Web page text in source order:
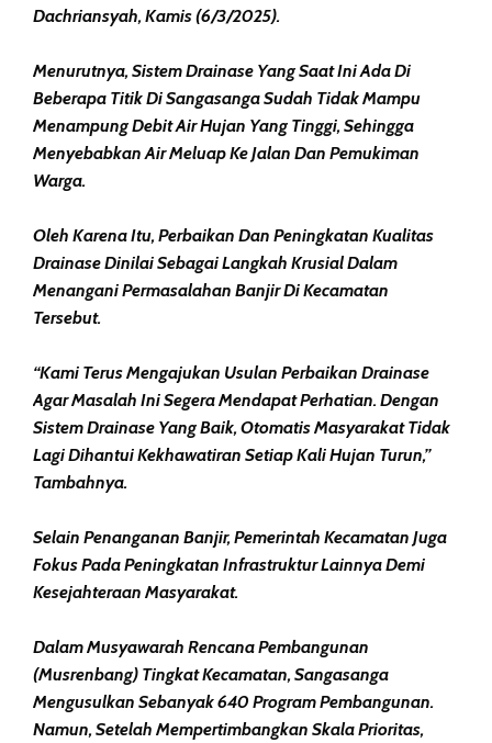
Dachriansyah, Kamis (6/3/2025).
Menurutnya, Sistem Drainase Yang Saat Ini Ada Di
Beberapa Titik Di Sangasanga Sudah Tidak Mampu
Menampung Debit Air Hujan Yang Tinggi, Sehingga
Menyebabkan Air Meluap Ke Jalan Dan Pemukiman
Warga.
Oleh Karena Itu, Perbaikan Dan Peningkatan Kualitas
Drainase Dinilai Sebagai Langkah Krusial Dalam
Menangani Permasalahan Banjir Di Kecamatan
Tersebut.
“Kami Terus Mengajukan Usulan Perbaikan Drainase
Agar Masalah Ini Segera Mendapat Perhatian. Dengan
Sistem Drainase Yang Baik, Otomatis Masyarakat Tidak
Lagi Dihantui Kekhawatiran Setiap Kali Hujan Turun,”
Tambahnya.
Selain Penanganan Banjir, Pemerintah Kecamatan Juga
Fokus Pada Peningkatan Infrastruktur Lainnya Demi
Kesejahteraan Masyarakat.
Dalam Musyawarah Rencana Pembangunan
(Musrenbang) Tingkat Kecamatan, Sangasanga
Mengusulkan Sebanyak 640 Program Pembangunan.
Namun, Setelah Mempertimbangkan Skala Prioritas,